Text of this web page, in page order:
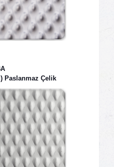
Paslanmaz Çelik